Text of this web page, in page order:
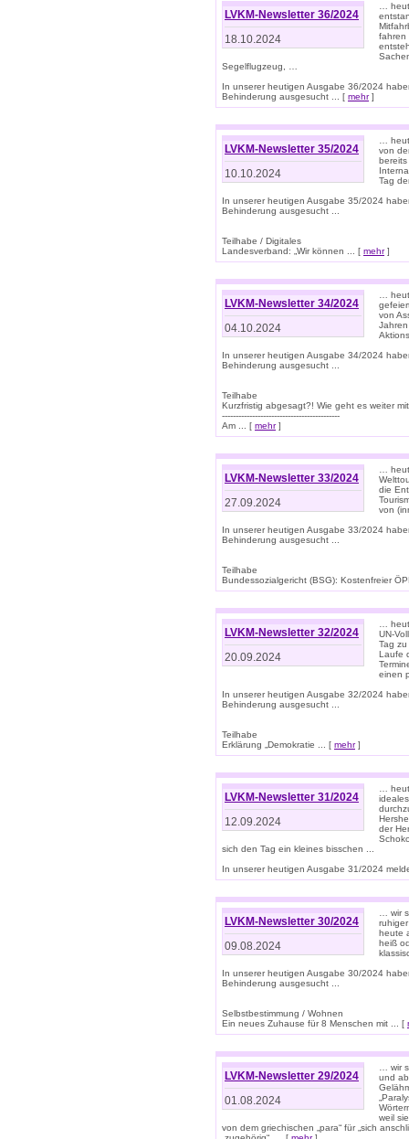
LVKM-Newsletter 36/2024
18.10.2024
…
fahren
Segelflugzeug, …
In unserer heutigen Ausgabe 36/2024
Behinderung ausgesucht ... [ mehr]
LVKM-Newsletter 35/2024
10.10.2024
…
von
bereits
Tag
In unserer heutigen Ausgabe 35/2024
Behinderung ausgesucht ...
Teilhabe / Digitales
Landesverband: „Wir können ... [ mehr]
LVKM-Newsletter 34/2024
04.10.2024
…
von
In unserer heutigen Ausgabe 34/2024
Behinderung ausgesucht ...
Teilhabe
Kurzfristig abgesagt?! Wie geht es weiter
-------------------------------------------
Am ... [ mehr]
LVKM-Newsletter 33/2024
27.09.2024
…
die
von
In unserer heutigen Ausgabe 33/2024
Behinderung ausgesucht ...
Teilhabe
Bundessozialgericht (BSG): Kostenfreier
LVKM-Newsletter 32/2024
20.09.2024
…
UN-
Tag
Laufe
einen
In unserer heutigen Ausgabe 32/2024
Behinderung ausgesucht ...
Teilhabe
Erklärung „Demokratie ... [ mehr]
LVKM-Newsletter 31/2024
12.09.2024
…
der
sich den Tag ein kleines bisschen ...
In unserer heutigen Ausgabe 31/2024
LVKM-Newsletter 30/2024
09.08.2024
… wir
heute
heiß
In unserer heutigen Ausgabe 30/2024
Behinderung ausgesucht ...
Selbstbestimmung / Wohnen
Ein neues Zuhause für 8 Menschen mit ... [
LVKM-Newsletter 29/2024
01.08.2024
… wir
und
weil
von dem griechischen „para“ für „sich